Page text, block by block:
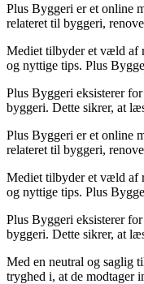
Plus Byggeri er et online
relateret til byggeri,
Mediet tilbyder et væld af
og nyttige tips. Plus
Plus Byggeri eksisterer
byggeri. Dette sikrer, at
Plus Byggeri er et online
relateret til byggeri,
Mediet tilbyder et væld af
og nyttige tips. Plus
Plus Byggeri eksisterer
byggeri. Dette sikrer, at
Med en neutral og saglig
tryghed i, at de modtager